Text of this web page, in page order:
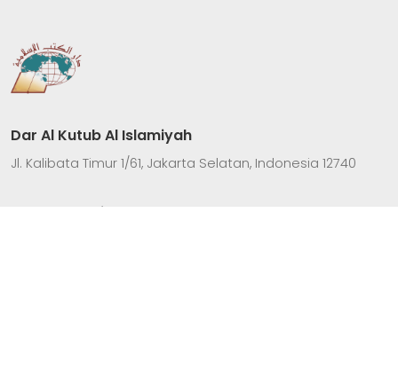
Dar Al Kutub Al Islamiyah
Jl. Kalibata Timur 1/61, Jakarta Selatan, Indonesia 12740
Kontak Kami